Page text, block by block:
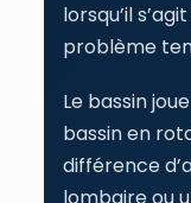
lorsqu’il
problème
Le bassin
bassin en
différence
lombaire ou